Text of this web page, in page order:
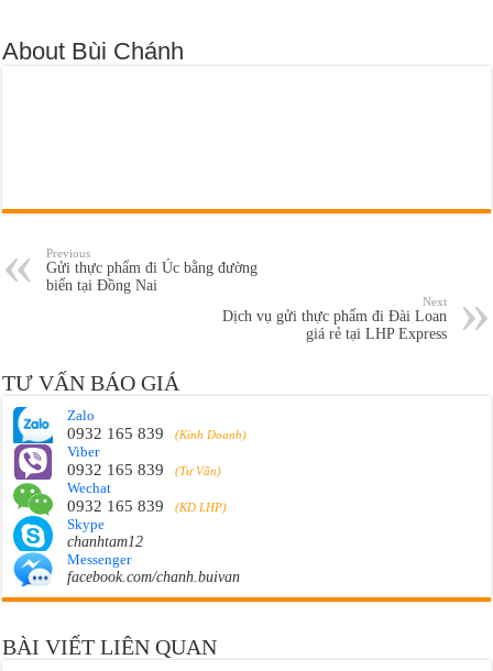
About Bùi Chánh
Previous
Gửi thực phẩm đi Úc bằng đường
biển tại Đồng Nai
Next
Dịch vụ gửi thực phẩm đi Đài Loan
giá rẻ tại LHP Express
TƯ VẤN BÁO GIÁ
Zalo
0932 165 839 (Kinh Doanh)
Viber
0932 165 839 (Tư Vấn)
Wechat
0932 165 839 (KD LHP)
Skype
chanhtam12
Messenger
facebook.com/chanh.buivan
BÀI VIẾT LIÊN QUAN